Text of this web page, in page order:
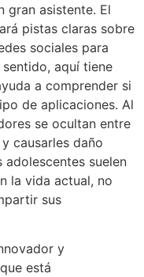
gran asistente. El
pistas claras sobre
sociales para
aquí tiene
a comprender si
de aplicaciones. Al
se ocultan entre
causarles daño
suelen
la vida actual, no
sus
y
está